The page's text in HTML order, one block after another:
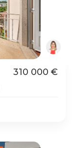
310 000 €